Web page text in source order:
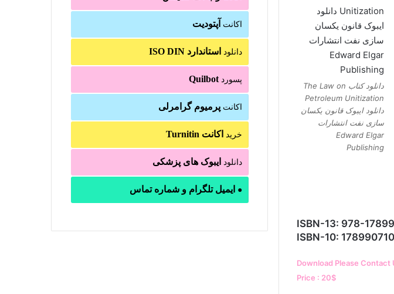
دانلود کتاب The Law on
Petroleum Unitization
دانلود ایبوک قانون یکسان
سازی نفت انتشارات
Edward Elgar
Publishing
ISBN-13: 978-
ISBN-10:
Download Please Contact
Price : 20$
اکانت آپتودیت
دانلود استاندارد ISO DIN
پسوردQuilbot
اکانتپرمیوم گرامرلی
خرید اکانت Turnitin
دانلود ایبوک های پزشکی
● ایمیل تلگرام و شماره تماس